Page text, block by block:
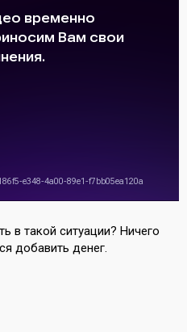
в такой ситуации? Ничего
добавить денег.